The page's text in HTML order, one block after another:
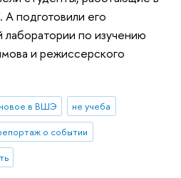
А подготовили его
по изучению
и режиссерского
новое в ВШЭ
не учеба
о событии